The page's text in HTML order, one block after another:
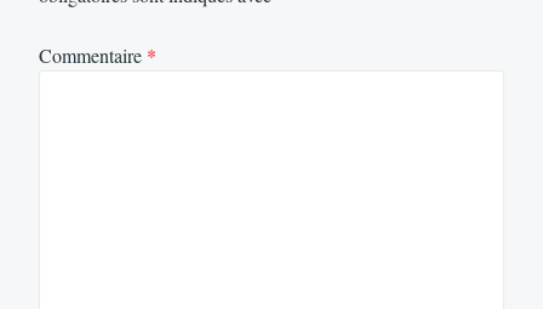
Commentaire *